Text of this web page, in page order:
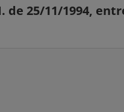
25/11/1994,